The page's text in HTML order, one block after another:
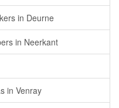
in Deurne
in Neerkant
in Venray